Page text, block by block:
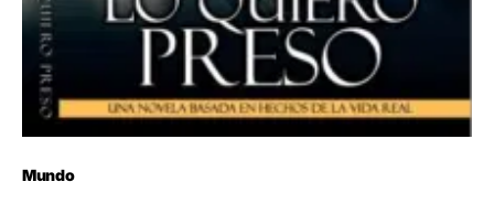
Mundo